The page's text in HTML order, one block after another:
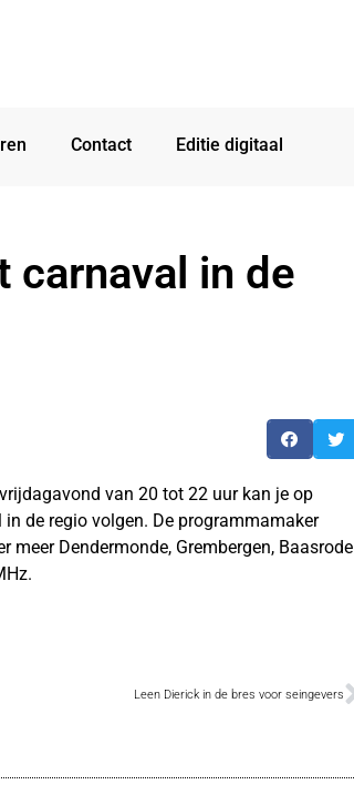
Contact Editie digitaal
carnaval in de
van 20 tot 22 uur kan je op
de regio volgen. De programmamaker
Dendermonde, Grembergen, Baasrode
Leen Dierick in de bres voor seingevers